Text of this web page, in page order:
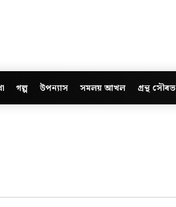
গল্প উপন্যাস সমলয় আখল গ্ৰন্থ সৌৰভ